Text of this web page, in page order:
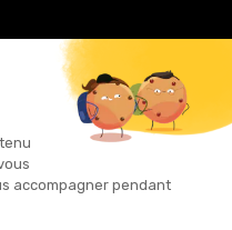
avec vos valeurs ? Ca
présents sur Good Act
Notre sélection RSEvous
pour votre campagne de
avec amour dans de
sur la planête.